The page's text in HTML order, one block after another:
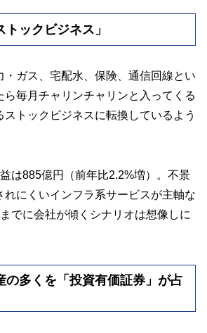
ックビジネス」
・ガス、宅配水、保険、通信回線とい
ら毎月チャリンチャリンと入ってくる
ストックビジネスに転換しているよう
は885億円（前年比2.2%増）。不景
れにくいインフラ系サービスが主軸な
でに会社が傾くシナリオは想像しに
の多くを「投資有価証券」が占